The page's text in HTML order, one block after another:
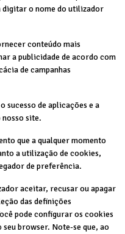
digitar o nome do utilizador
conteúdo mais
a publicidade de acordo com
de campanhas
sucesso de aplicações e a
site.
que a qualquer momento
a utilização de cookies,
de preferência.
aceitar, recusar ou apagar
das definições
pode configurar os cookies
browser. Note-se que, ao